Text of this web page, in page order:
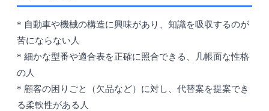
* 自動車や機械の構造に興味があり、知識を吸収するのが
苦にならない人
* 細かな型番や適合表を正確に照合できる、几帳面な性格
の人
* 顧客の困りごと（欠品など）に対し、代替案を提案でき
る柔軟性がある人